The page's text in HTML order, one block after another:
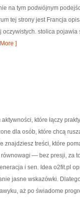
na tym podwójnym
tej strony jest Francja
stolica
]
które łączy
dla osób, które chcą
znajdziesz treści, które
— bez presji, za
i sen. Idea o2fit.pl
jasne wskazówki.
aż po świadome